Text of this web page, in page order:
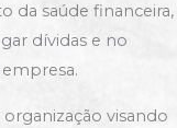
da saúde financeira,
dívidas e no
visando